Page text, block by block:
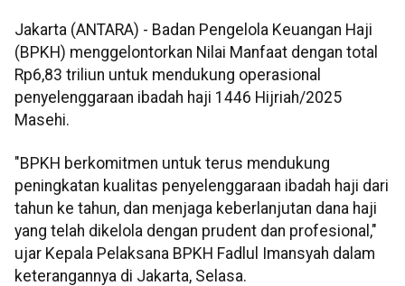
Jakarta (ANTARA) - Badan Pengelola Keuangan Haji
(BPKH) menggelontorkan Nilai Manfaat dengan total
Rp6,83 triliun untuk mendukung operasional
penyelenggaraan ibadah haji 1446 Hijriah/2025
Masehi.
"BPKH berkomitmen untuk terus mendukung
peningkatan kualitas penyelenggaraan ibadah haji dari
tahun ke tahun, dan menjaga keberlanjutan dana haji
yang telah dikelola dengan prudent dan profesional,"
ujar Kepala Pelaksana BPKH Fadlul Imansyah dalam
keterangannya di Jakarta, Selasa.